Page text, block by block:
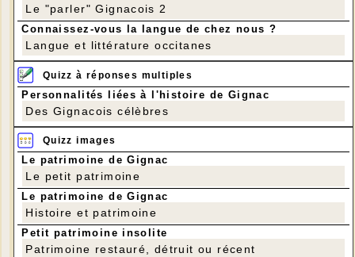
Le "parler" Gignacois 2
Connaissez-vous la langue de chez nous ?
Langue et littérature occitanes
Quizz à réponses multiples
Personnalités liées à l'histoire de Gignac
Des Gignacois célèbres
Quizz images
Le patrimoine de Gignac
Le petit patrimoine
Le patrimoine de Gignac
Histoire et patrimoine
Petit patrimoine insolite
Patrimoine restauré, détruit ou récent